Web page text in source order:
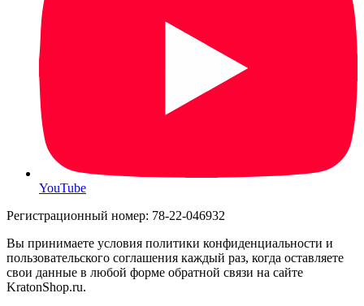
YouTube
Регистрационный номер: 78-22-046932
Вы принимаете условия политики конфиденциальности и
пользовательского соглашения каждый раз, когда оставляете
свои данные в любой форме обратной связи на сайте
KratonShop.ru.